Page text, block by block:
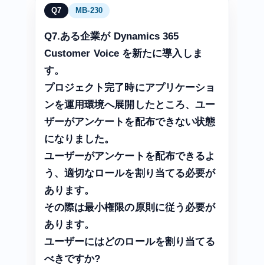
Q7 MB-230
Q7.ある企業が Dynamics 365
Customer Voice を新たに導入しま
す。
プロジェクト完了時にアプリケーショ
ンを運用環境へ展開したところ、ユー
ザーがアンケートを配布できない状態
になりました。
ユーザーがアンケートを配布できるよ
う、適切なロールを割り当てる必要が
あります。
その際は最小権限の原則に従う必要が
あります。
ユーザーにはどのロールを割り当てる
べきですか?